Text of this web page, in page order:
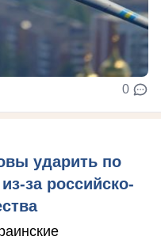
0
ударить по
за российско-